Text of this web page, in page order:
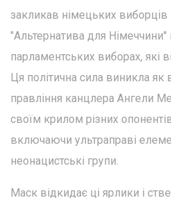
закликав німецьких виборців
"Альтернатива для Німеччини"
парламентських виборах, які
Ця політична сила виникла як
правління канцлера Ангели
своїм крилом різних
включаючи ультраправі
неонацистські групи.
Маск відкидає ці ярлики і